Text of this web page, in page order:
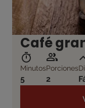
Café
Minutos
5
Porciones
2